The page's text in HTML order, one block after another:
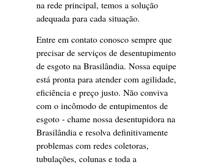
na rede principal, temos a solução
adequada para cada situação.
Entre em contato conosco sempre que
precisar de serviços de desentupimento
de esgoto na Brasilândia. Nossa equipe
está pronta para atender com agilidade,
eficiência e preço justo. Não conviva
com o incômodo de entupimentos de
esgoto - chame nossa desentupidora na
Brasilândia e resolva definitivamente
problemas com redes coletoras,
tubulações, colunas e toda a